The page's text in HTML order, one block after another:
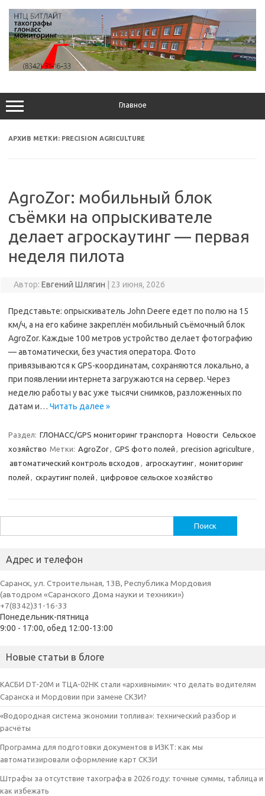
содержимому
Главное
АРХИВ МЕТКИ: PRECISION AGRICULTURE
AgroZor: мобильный блок
съёмки на опрыскивателе
делает агроскаутинг — первая
неделя пилота
Автор: Евгений Шлягин 23 июня, 2026
Представьте: опрыскиватель John Deere едет по полю на 15
км/ч, а на его кабине закреплён мобильный съёмочный блок
AgroZor. Каждые 100 метров устройство делает фотографию
— автоматически, без участия оператора. Фото
привязываются к GPS-координатам, сохраняются локально, а
при появлении интернета загружаются на сервер. Через
неделю работы у вас уже тысячи снимков, разложенных по
датам и… Читать далее »
Раздел: ГЛОНАСС/GPS мониторинг транспорта Новости Сельское
хозяйство Метки: AgroZor, GPS фото полей , precision agriculture ,
автоматический контроль всходов , агроскаутинг, мониторинг
полей , скраутинг полей , цифровое сельское хозяйство
Адрес и телефон
Саранск, ул. Строительная, 13В, Республика Мордовия
(автодром «Саранского Дома науки и техники»)
+7(8342)31-16-33
Понедельник-пятница
9:00 - 17:00, обед 12:00-13:00
Новые статьи в блоге
КАСБИ DT-20M и ТЦА-02НК стали «архивными»: что делать водителям
Саранска и Мордовии при замене СКЗИ?
«Водородная система экономии топлива»: технический разбор и
расчёты
Программа для подготовки документов в ИЗКТ: как мы
автоматизировали оформление карт СКЗИ
Штрафы за отсутствие тахографа в 2026 году: точные суммы, таблица и
как избежать